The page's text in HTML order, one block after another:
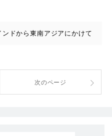
ドから東南アジアにかけて
次のページ